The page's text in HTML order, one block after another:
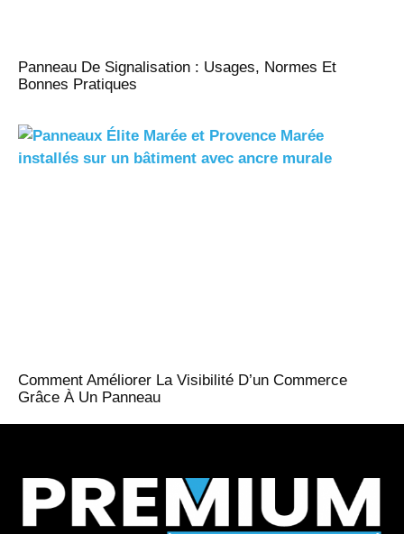
Panneau De Signalisation : Usages, Normes Et
Bonnes Pratiques
Comment Améliorer La Visibilité D’un Commerce
Grâce À Un Panneau